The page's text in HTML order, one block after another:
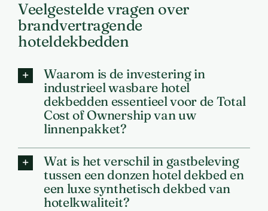
Veelgestelde vragen over
brandvertragende
hoteldekbedden
Waarom is de investering in
industrieel wasbare hotel
dekbedden essentieel voor de Total
Cost of Ownership van uw
linnenpakket?
Wat is het verschil in gastbeleving
tussen een donzen hotel dekbed en
een luxe synthetisch dekbed van
hotelkwaliteit?